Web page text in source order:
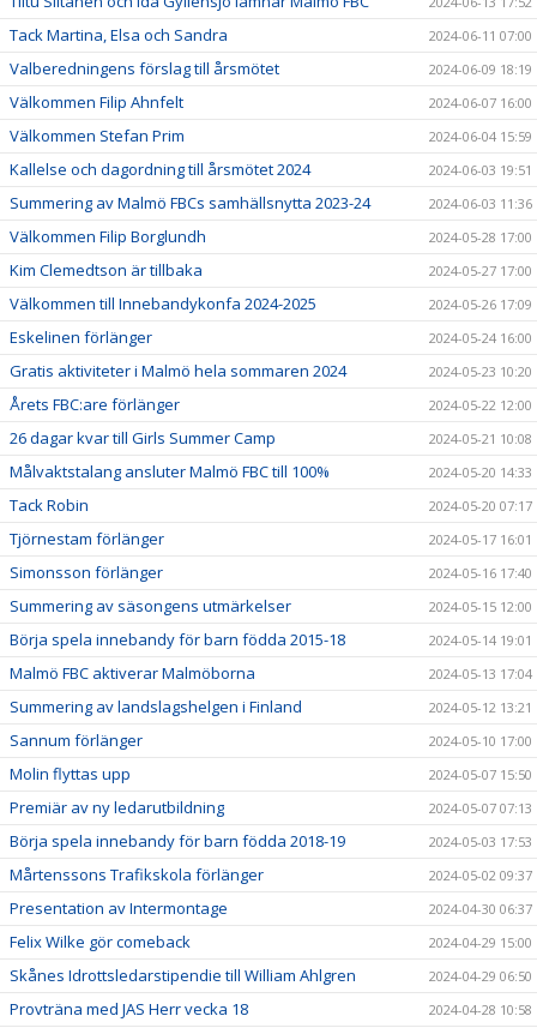
Tack Martina, Elsa och Sandra 2024-06-11 07:00
Valberedningens förslag till årsmötet 2024-06-09 18:19
Välkommen Filip Ahnfelt 2024-06-07 16:00
Välkommen Stefan Prim 2024-06-04 15:59
Kallelse och dagordning till årsmötet 2024 2024-06-03 19:51
Summering av Malmö FBCs samhällsnytta 2023-24 2024-06-03 11:36
Välkommen Filip Borglundh 2024-05-28 17:00
Kim Clemedtson är tillbaka 2024-05-27 17:00
Välkommen till Innebandykonfa 2024-2025 2024-05-26 17:09
Eskelinen förlänger 2024-05-24 16:00
Gratis aktiviteter i Malmö hela sommaren 2024 2024-05-23 10:20
Årets FBC:are förlänger 2024-05-22 12:00
26 dagar kvar till Girls Summer Camp 2024-05-21 10:08
Målvaktstalang ansluter Malmö FBC till 100% 2024-05-20 14:33
Tack Robin 2024-05-20 07:17
Tjörnestam förlänger 2024-05-17 16:01
Simonsson förlänger 2024-05-16 17:40
Summering av säsongens utmärkelser 2024-05-15 12:00
Börja spela innebandy för barn födda 2015-18 2024-05-14 19:01
Malmö FBC aktiverar Malmöborna 2024-05-13 17:04
Summering av landslagshelgen i Finland 2024-05-12 13:21
Sannum förlänger 2024-05-10 17:00
Molin flyttas upp 2024-05-07 15:50
Premiär av ny ledarutbildning 2024-05-07 07:13
Börja spela innebandy för barn födda 2018-19 2024-05-03 17:53
Mårtenssons Trafikskola förlänger 2024-05-02 09:37
Presentation av Intermontage 2024-04-30 06:37
Felix Wilke gör comeback 2024-04-29 15:00
Skånes Idrottsledarstipendie till William Ahlgren 2024-04-29 06:50
Provträna med JAS Herr vecka 18 2024-04-28 10:58